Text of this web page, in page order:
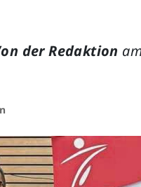
der Redaktion